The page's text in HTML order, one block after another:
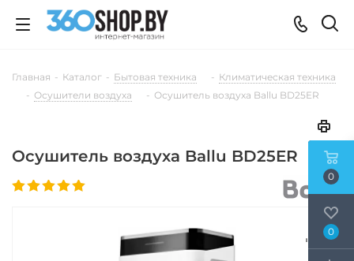
Главная - Каталог - Бытовая техника - Климатическая техника
- Осушители воздуха - Осушитель воздуха Ballu BD25ER
Осушитель воздуха Ballu BD25ER
0
0